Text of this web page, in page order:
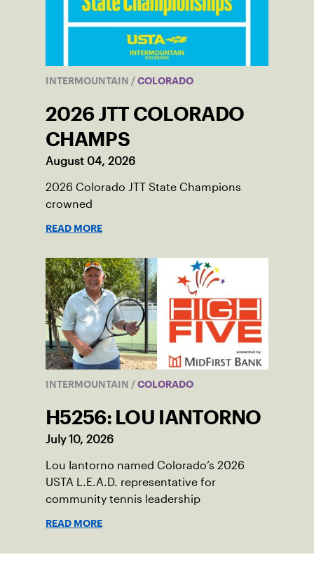
INTERMOUNTAIN / COLORADO
2026 JTT COLORADO
CHAMPS
August 04, 2026
2026 Colorado JTT State Champions
crowned
READ MORE
INTERMOUNTAIN / COLORADO
H5256: LOU IANTORNO
July 10, 2026
Lou Iantorno named Colorado’s 2026
USTA L.E.A.D. representative for
community tennis leadership
READ MORE